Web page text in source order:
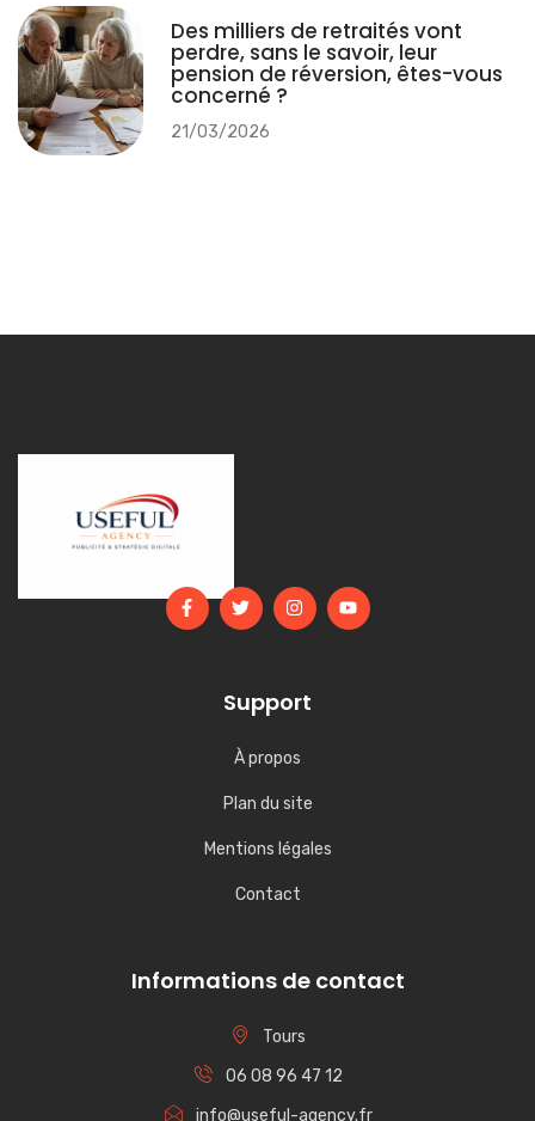
Des milliers de retraités vont
perdre, sans le savoir, leur
pension de réversion, êtes-vous
concerné ?
21/03/2026
Support
À propos
Plan du site
Mentions légales
Contact
Informations de contact
Tours
06 08 96 47 12
info@useful-agency.fr